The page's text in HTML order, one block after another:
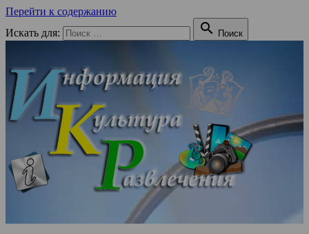
Перейти к содержанию
Искать для:
 Поиск